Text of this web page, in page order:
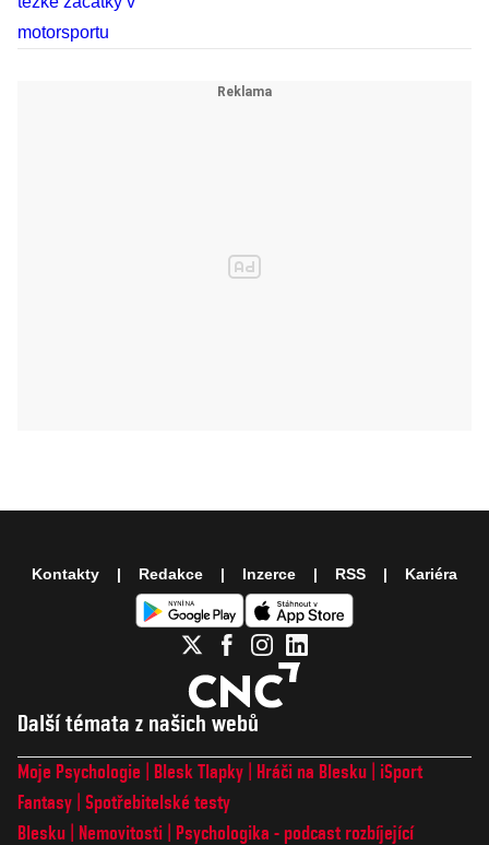
Další témata z našich webů
Moje Psychologie Blesk Tlapky Hráči na Blesku
iSport
Fantasy Spotřebitelské testy
Blesku
Nemovitosti
Psychologika - podcast rozbíjející
Kontakty Redakce Inzerce RSS Kariéra